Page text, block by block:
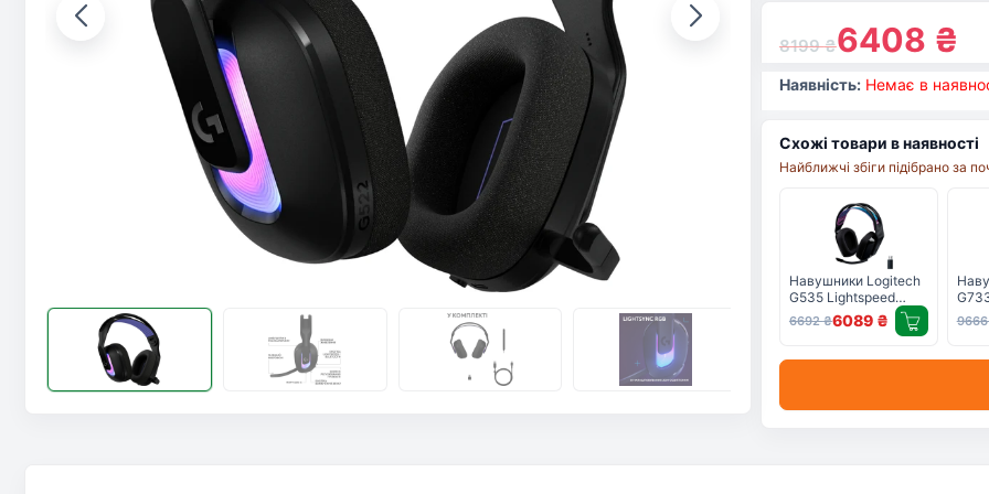
8199₴6408 ₴
Наявність: Немає в
Схожі товари в наявності
Найближчі збіги підібрано за
Навушники Logitech
G535 Lightspeed
Wireless Gaming
Headset Black (981-
6692₴6089 ₴